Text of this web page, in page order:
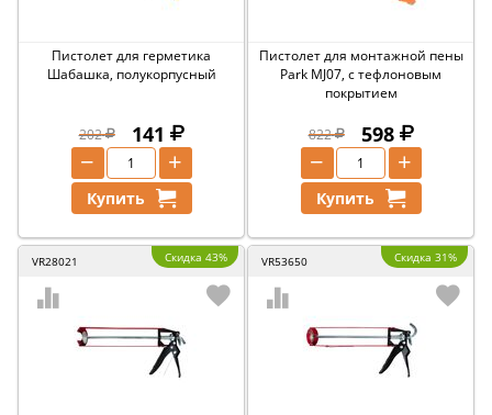
Пистолет для герметика
Шабашка, полукорпусный
202 141
+
−
Купить
Пистолет для монтажной пены
Park MJ07, с тефлоновым
покрытием
822 598
+
−
Купить
VR28021 Скидка 43% VR53650 Скидка 31%